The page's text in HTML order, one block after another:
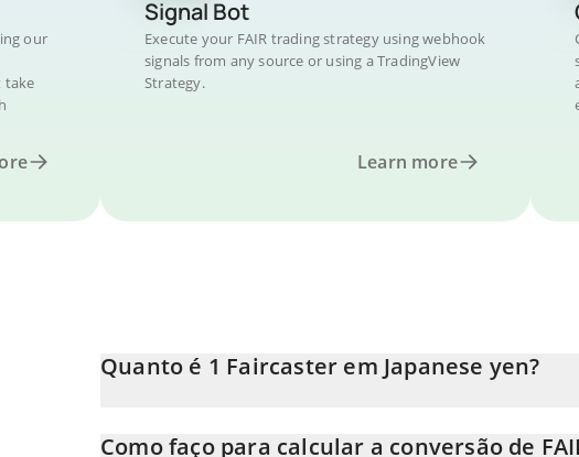
our
take
Signal Bot
Execute your FAIR trading strategy using webhook
signals from any source or using a TradingView
Strategy.
Learn more
Quanto é 1 Faircaster em Japanese yen?
Como faço para calcular a conversão de